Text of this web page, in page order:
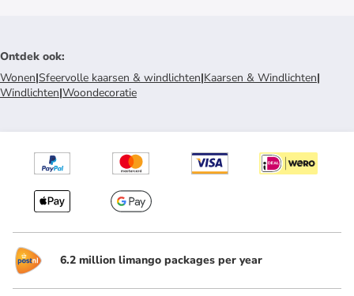
Ontdek ook:
Wonen|Sfeervolle kaarsen & windlichten|Kaarsen & Windlichten|
Windlichten|Woondecoratie
6.2 million limango packages per year